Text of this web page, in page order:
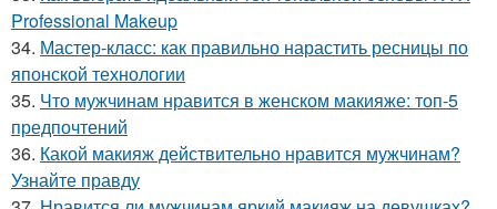
Professional Makeup
34. Мастер-класс: как правильно нарастить ресницы по
японской технологии
35. Что мужчинам нравится в женском макияже: топ-5
предпочтений
36. Какой макияж действительно нравится мужчинам?
Узнайте правду